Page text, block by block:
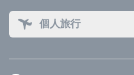
個人旅行